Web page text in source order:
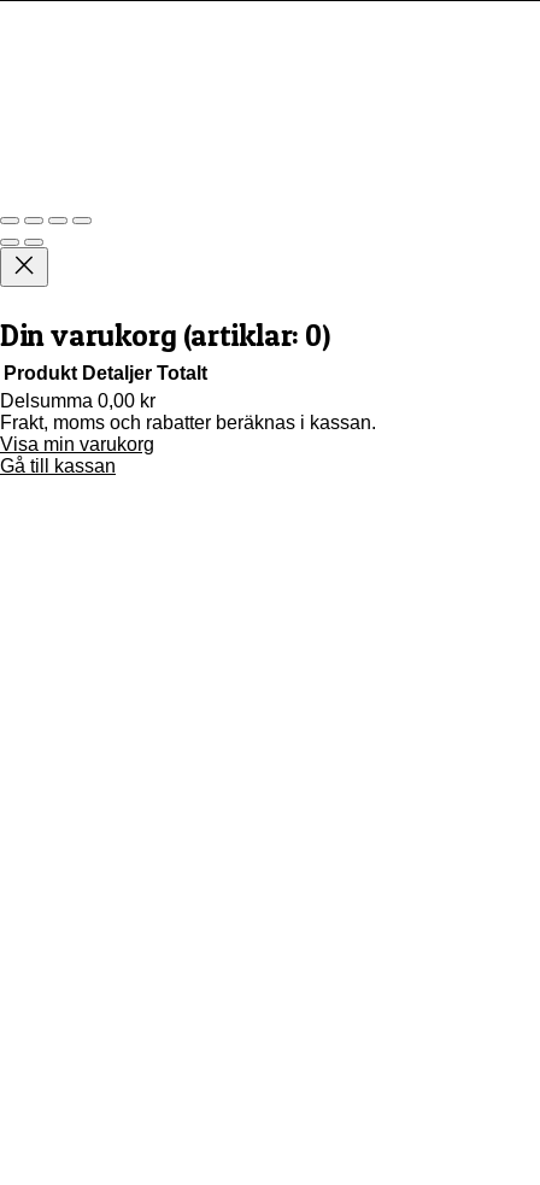
Din varukorg (artiklar: 0)
Produkter
i
Produkt Detaljer Totalt
Delsumma 0,00 kr
Frakt, moms och rabatter beräknas i kassan.
Visa min varukorg
Gå till kassan